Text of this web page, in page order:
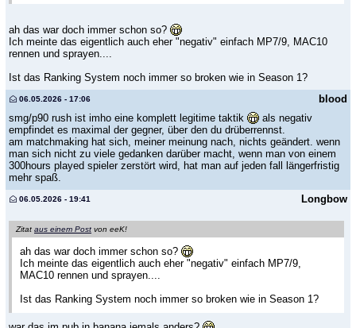
ah das war doch immer schon so?
Ich meinte das eigentlich auch eher "negativ" einfach MP7/9, MAC10
rennen und sprayen....
Ist das Ranking System noch immer so broken wie in Season 1?
blood
06.05.2026 - 17:06
smg/p90 rush ist imho eine komplett legitime taktik
als negativ
empfindet es maximal der gegner, über den du drüberrennst.
am matchmaking hat sich, meiner meinung nach, nichts geändert. wenn
man sich nicht zu viele gedanken darüber macht, wenn man von einem
300hours played spieler zerstört wird, hat man auf jeden fall längerfristig
mehr spaß.
Longbow
06.05.2026 - 19:41
Zitat aus einem Post von eeK!
ah das war doch immer schon so?
Ich meinte das eigentlich auch eher "negativ" einfach MP7/9,
MAC10 rennen und sprayen....
Ist das Ranking System noch immer so broken wie in Season 1?